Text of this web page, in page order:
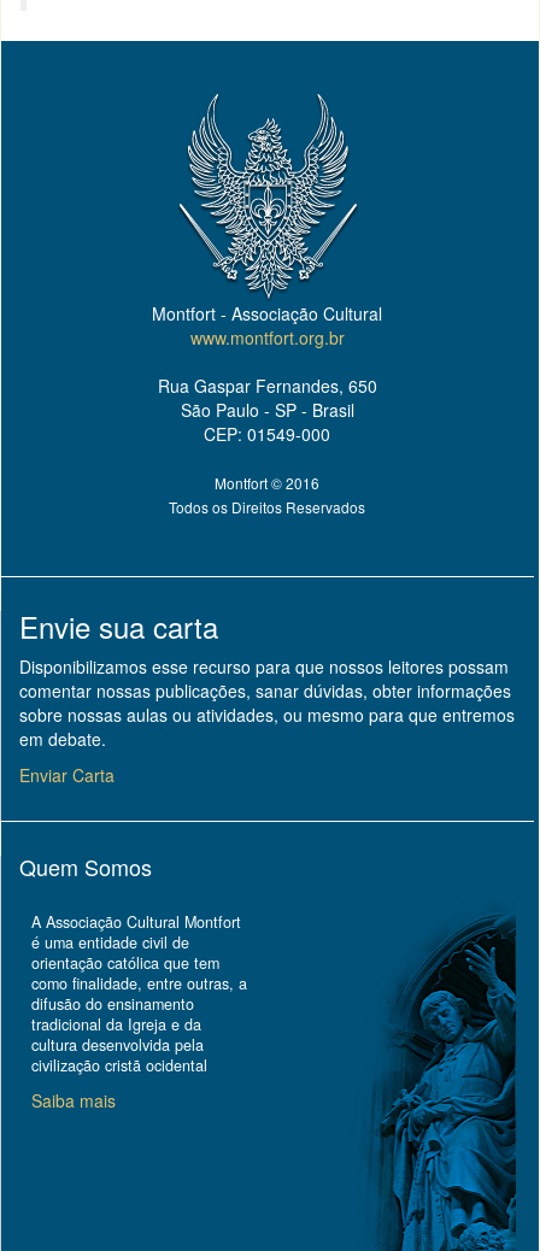
Montfort - Associação Cultural
www.montfort.org.br
Rua Gaspar Fernandes, 650
São Paulo - SP - Brasil
CEP: 01549-000
Montfort © 2016
Todos os Direitos Reservados
Envie sua carta
Disponibilizamos esse recurso para que nossos leitores possam
comentar nossas publicações, sanar dúvidas, obter informações
sobre nossas aulas ou atividades, ou mesmo para que entremos
em debate.
Enviar Carta
Quem Somos
A Associação Cultural Montfort
é uma entidade civil de
orientação católica que tem
como finalidade, entre outras, a
difusão do ensinamento
tradicional da Igreja e da
cultura desenvolvida pela
civilização cristã ocidental
Saiba mais